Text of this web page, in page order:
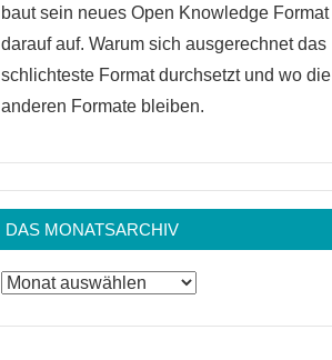
baut sein neues Open Knowledge Format
darauf auf. Warum sich ausgerechnet das
schlichteste Format durchsetzt und wo die
anderen Formate bleiben.
DAS MONATSARCHIV
Das